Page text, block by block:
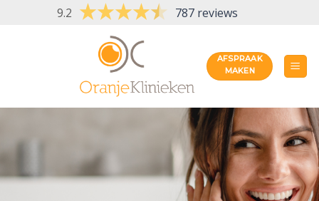
9.2 787 reviews
AFSPRAAK
MAKEN